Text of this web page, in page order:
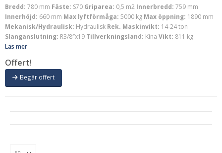
Bredd: 780 mm Fäste: S70 Griparea: 0,5 m2 Innerbredd: 759 mm
Innerhöjd: 660 mm Max lyftförmåga: 5000 kg Max öppning: 1890 mm
Mekanisk/Hydraulisk: Hydraulisk Rek. Maskinvikt: 14-24 ton
Slanganslutning: R3/8″x19 Tillverkningsland: Kina Vikt: 811 kg
Läs mer
Offert!
Begär offert